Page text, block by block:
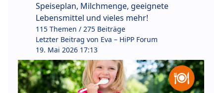
Speiseplan, Milchmenge, geeignete
Lebensmittel und vieles mehr!
115 Themen / 275 Beiträge
Letzter Beitrag von Eva – HiPP Forum
19. Mai 2026 17:13